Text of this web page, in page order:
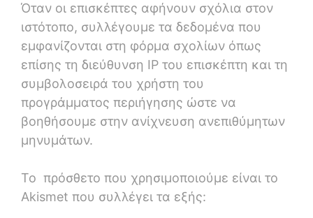
Όταν οι επισκέπτες αφήνουν σχόλια στον
ιστότοπο, συλλέγουμε τα δεδομένα που
εμφανίζονται στη φόρμα σχολίων όπως
επίσης τη διεύθυνση IP του επισκέπτη και τη
συμβολοσειρά του χρήστη του
προγράμματος περιήγησης ώστε να
βοηθήσουμε στην ανίχνευση ανεπιθύμητων
μηνυμάτων.
Το πρόσθετο που χρησιμοποιούμε είναι το
Akismet που συλλέγει τα εξής: